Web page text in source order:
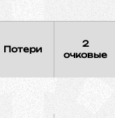
Потери
2
очковые